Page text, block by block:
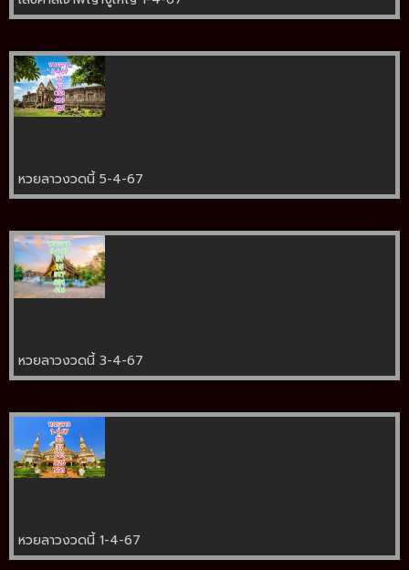
หวยลาวงวดนี้ 5-4-67
หวยลาวงวดนี้ 3-4-67
หวยลาวงวดนี้ 1-4-67